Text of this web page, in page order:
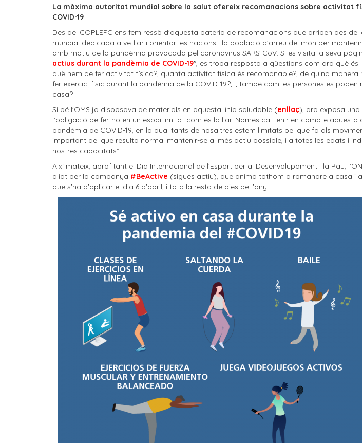
La màxima autoritat mundial sobre la salut ofereix recomanacions sobre activitat
COVID-19
Des del COPLEFC ens fem ressò d'aquesta bateria de recomanacions que arriben des de
mundial dedicada a vetllar i orientar les nacions i la població d'arreu del món per
amb motiu de la pandèmia provocada pel coronavirus SARS-CoV. Si es visita la seva
actius durant la pandèmia de COVID-19", es troba resposta a qüestions com ara què és
què hem de fer activitat física?, quanta activitat física és recomanable?, de quina manera
fer exercici físic durant la pandèmia de la COVID-19?, i, també com les persones es poden
casa?
Si bé l'OMS ja disposava de materials en aquesta línia saludable (enllaç), ara exposa
l'obligació de fer-ho en un espai limitat com és la llar. Només cal tenir en compte aquesta
pandèmia de COVID-19, en la qual tants de nosaltres estem limitats pel que fa als
important del que resulta normal mantenir-se al més actiu possible, i a totes les edats i
nostres capacitats".
Així mateix, aprofitant el Dia Internacional de l'Esport per al Desenvolupament i la Pau,
aliat per la campanya #BeActive (sigues actiu), que anima tothom a romandre a casa i
que s'ha d'aplicar el dia 6 d'abril, i tota la resta de dies de l'any.